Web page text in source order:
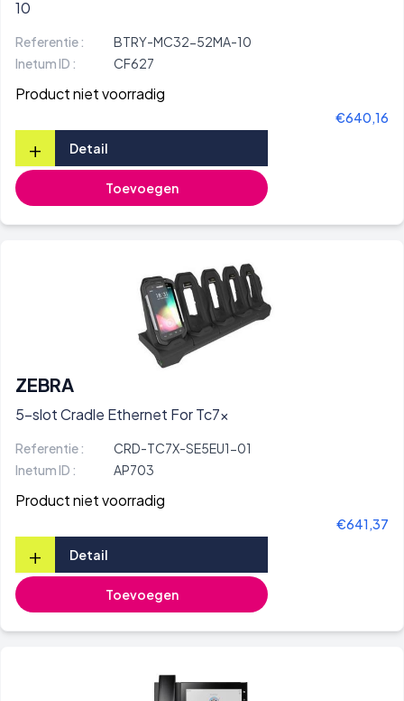
10
Referentie :
BTRY-MC32-52MA-10
Inetum ID :
CF627
Product niet voorradig
€640,16
+ Detail
Toevoegen
ZEBRA
5-slot Cradle Ethernet For Tc7x
Referentie :
CRD-TC7X-SE5EU1-01
Inetum ID :
AP703
Product niet voorradig
€641,37
+ Detail
Toevoegen